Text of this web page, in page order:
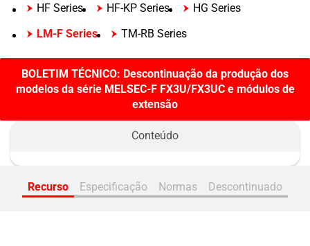
HF Series HF-KP Series
HG Series
LM-F Series
TM-RB Series
BOLETIM TÉCNICO: Descontinuação da produção dos
modelos da série MELSEC-F FX3U/FX3UC e módulos de
extensão
Recurso Especificação Normas Descontinuado